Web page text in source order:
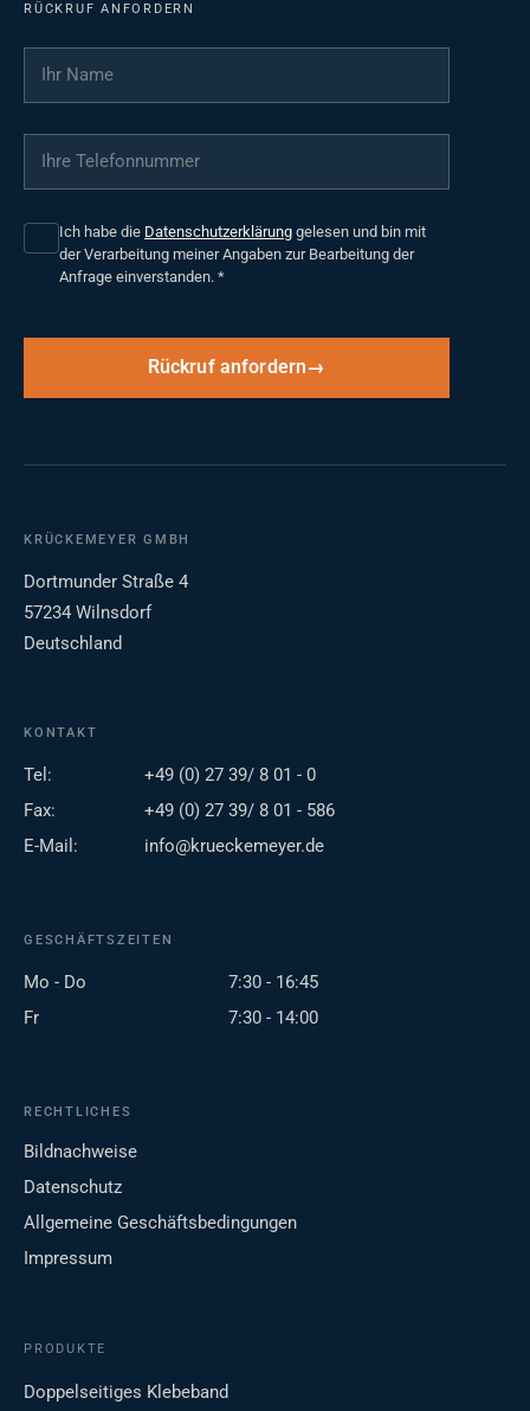
RÜCKRUF ANFORDERN
Ihr Name
Ihre Telefonnummer
Ich habe die Datenschutzerklärung gelesen und bin mit
der Verarbeitung meiner Angaben zur Bearbeitung der
Anfrage einverstanden. *
Rückruf anfordern
KRÜCKEMEYER GMBH
Dortmunder Straße 4
57234 Wilnsdorf
Deutschland
KONTAKT
Tel:
+49 (0) 27 39/ 8 01 - 0
Fax:
+49 (0) 27 39/ 8 01 - 586
E-Mail:
info@krueckemeyer.de
GESCHÄFTSZEITEN
Mo - Do
7:30 - 16:45
Fr
7:30 - 14:00
RECHTLICHES
Bildnachweise
Datenschutz
Allgemeine Geschäftsbedingungen
Impressum
PRODUKTE
Doppelseitiges Klebeband